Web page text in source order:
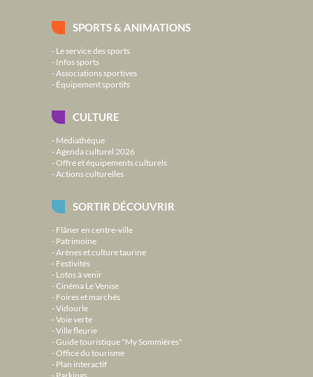
SPORTS & ANIMATIONS
Le service des sports
Infos sports
Associations sportives
Équipement sportifs
CULTURE
Médiathèque
Agenda culturel 2026
Offre et équipements culturels
Actions culturelles
SORTIR DÉCOUVRIR
Flâner en centre-ville
Patrimoine
Arènes et culture taurine
Festivités
Lotos à venir
Cinéma Le Venise
Foires et marchés
Vidourle
Voie verte
Ville fleurie
Guide touristique "My Sommières"
Office du tourisme
Plan interactif
Parkings